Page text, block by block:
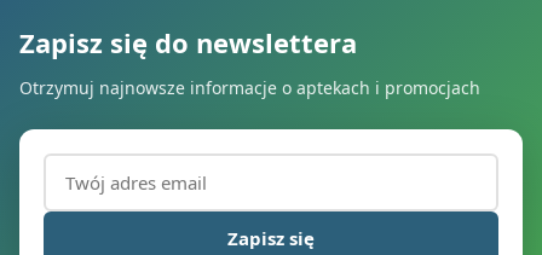
Zapisz się do newslettera
Otrzymuj najnowsze informacje o aptekach i promocjach
Adres email (wymagany)
Zapisz się